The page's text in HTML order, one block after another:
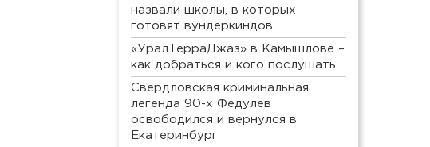
назвали школы, в которых
готовят вундеркиндов
«УралТерраДжаз» в Камышлове –
как добраться и кого послушать
Свердловская криминальная
легенда 90-х Федулев
освободился и вернулся в
Екатеринбург